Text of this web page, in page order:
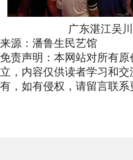
广东湛江吴
来源：潘鲁生民艺馆
免责声明：本网站对所有
立，内容仅供读者学习和
有，如有侵权，请留言联系